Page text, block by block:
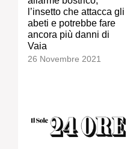
l’insetto che attacca gli
abeti e potrebbe fare
ancora più danni di
Vaia
26 Novembre 2021